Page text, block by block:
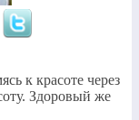
к красоте через
Здоровый же